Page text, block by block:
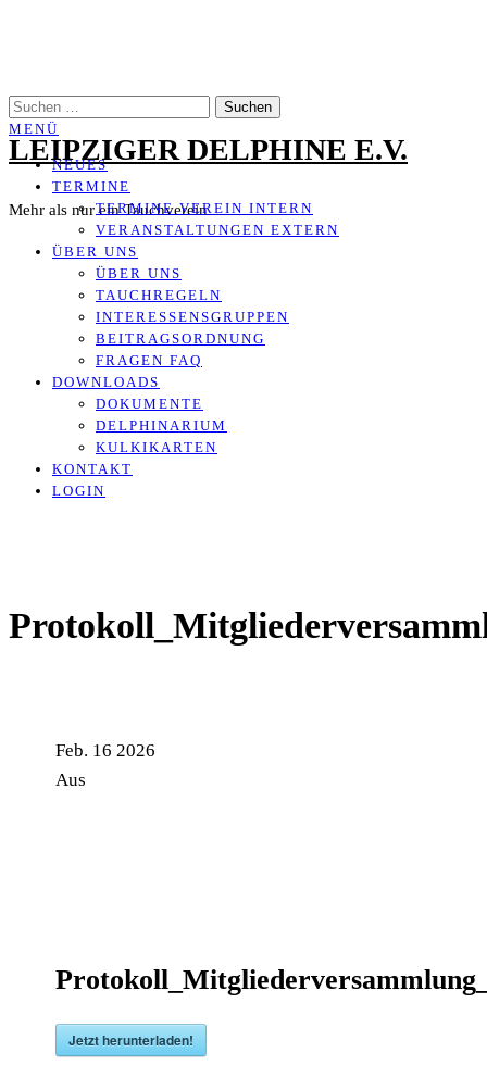
LEIPZIGER DELPHINE E.V.
Mehr als nur ein Tauchverein
SUCHEN
NACH:
MENÜ
NEUES
TERMINE
TERMINE VEREIN INTERN
VERANSTALTUNGEN EXTERN
ÜBER UNS
ÜBER UNS
TAUCHREGELN
INTERESSENSGRUPPEN
BEITRAGSORDNUNG
FRAGEN FAQ
DOWNLOADS
DOKUMENTE
DELPHINARIUM
KULKIKARTEN
KONTAKT
LOGIN
Feb. 16 2026
Aus
Jetzt herunterladen!